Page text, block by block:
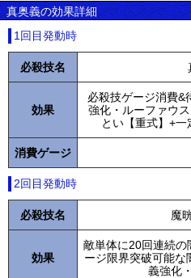
真奥義の効果詳細
1回目発動時
必殺技名
効果
必殺技ゲージ消費&
強化・ルーファウ
とい【重式】+
消費ゲージ
2回目発動時
必殺技名 魔
効果
敵単体に20回連続の
ージ限界突破可能な
義強化